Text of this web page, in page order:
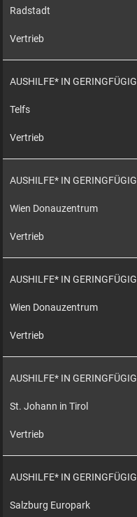
Radstadt
Vertrieb
AUSHILFE* IN
Telfs
Vertrieb
AUSHILFE* IN
Wien Donauzentrum
Vertrieb
AUSHILFE* IN
Wien Donauzentrum
Vertrieb
AUSHILFE* IN
St. Johann in Tirol
Vertrieb
AUSHILFE* IN
Salzburg Europark